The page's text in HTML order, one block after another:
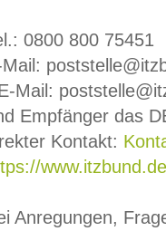
0800 800 75451
Mail:
Empfänger das
Kontakt:
Anregungen,